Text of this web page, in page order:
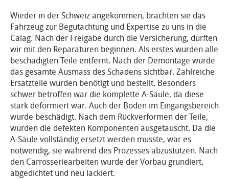
Wieder in der Schweiz angekommen, brachten sie das
Fahrzeug zur Begutachtung und Expertise zu uns in die
Calag. Nach der Freigabe durch die Versicherung, durften
wir mit den Reparaturen beginnen. Als erstes wurden alle
beschädigten Teile entfernt. Nach der Demontage wurde
das gesamte Ausmass des Schadens sichtbar. Zahlreiche
Ersatzteile wurden benötigt und bestellt. Besonders
schwer betroffen war die komplette A-Säule, da diese
stark deformiert war. Auch der Boden im Eingangsbereich
wurde beschädigt. Nach dem Rückverformen der Teile,
wurden die defekten Komponenten ausgetauscht. Da die
A-Säule vollständig ersetzt werden musste, war es
notwendig, sie während des Prozesses abzustützen. Nach
den Carrosseriearbeiten wurde der Vorbau grundiert,
abgedichtet und neu lackiert.